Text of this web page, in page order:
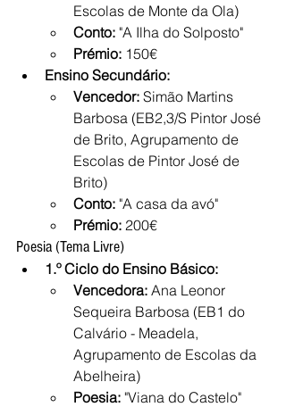
Escolas de Monte da Ola)
Conto: "A Ilha do Solposto"
Prémio: 150€
Ensino Secundário:
Vencedor: Simão Martins
Barbosa (EB2,3/S Pintor José
de Brito, Agrupamento de
Escolas de Pintor José de
Brito)
Conto: "A casa da avó"
Prémio: 200€
Poesia (Tema Livre)
1.º Ciclo do Ensino Básico:
Vencedora: Ana Leonor
Sequeira Barbosa (EB1 do
Calvário - Meadela,
Agrupamento de Escolas da
Abelheira)
Poesia: "Viana do Castelo"